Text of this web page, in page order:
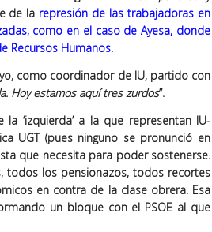
de la represión de las trabajadoras en
como en el caso de Ayesa, donde
Recursos Humanos.
como coordinador de IU, partido con
Hoy estamos aquí tres zurdos”.
‘izquierda’ a la que representan IU-
UGT (pues ninguno se pronunció en
que necesita para poder sostenerse.
todos los pensionazos, todos recortes
en contra de la clase obrera. Esa
un bloque con el PSOE al que